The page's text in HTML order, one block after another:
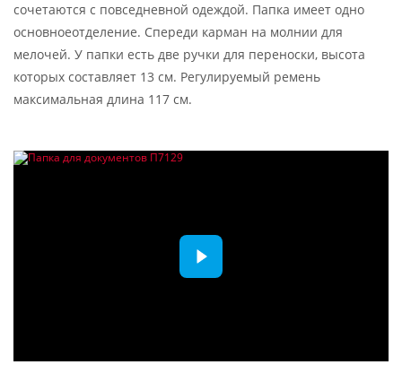
сочетаются с повседневной одеждой. Папка имеет одно
основноеотделение. Спереди карман на молнии для
мелочей. У папки есть две ручки для переноски, высота
которых составляет 13 см. Регулируемый ремень
максимальная длина 117 см.